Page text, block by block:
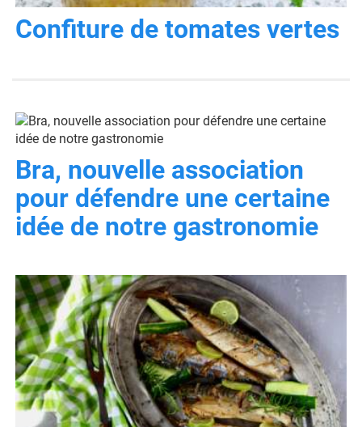
Confiture de tomates vertes
Bra, nouvelle association
pour défendre une certaine
idée de notre gastronomie